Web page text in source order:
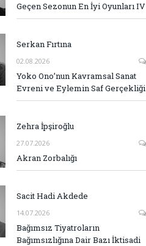
Geçen Sezonun En İyi Oyunları IV
Serkan Fırtına
02.08.2026
Yoko Ono’nun Kavramsal Sanat
Evreni ve Eylemin Saf Gerçekliği
Zehra İpşiroğlu
27.07.2026
Akran Zorbalığı
Sacit Hadi Akdede
14.07.2026
Bağımsız Tiyatroların
Bağımsızlığına Dair Bazı İktisadi